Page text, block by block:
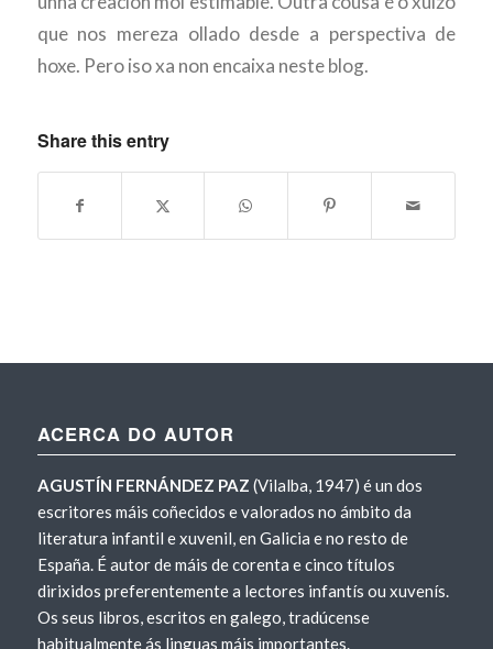
que nos mereza ollado desde a perspectiva de
hoxe. Pero iso xa non encaixa neste blog.
Share this entry
ACERCA DO AUTOR
AGUSTÍN FERNÁNDEZ PAZ (Vilalba, 1947) é un dos
escritores máis coñecidos e valorados no ámbito da
literatura infantil e xuvenil, en Galicia e no resto de
España. É autor de máis de corenta e cinco títulos
dirixidos preferentemente a lectores infantís ou xuvenís.
Os seus libros, escritos en galego, tradúcense
habitualmente ás linguas máis importantes.